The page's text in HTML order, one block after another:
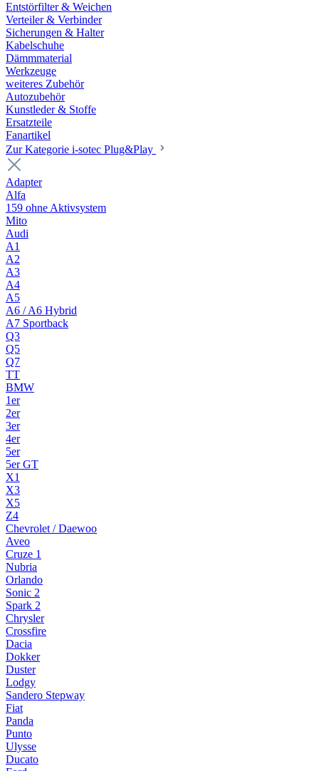
Entstörfilter & Weichen
Verteiler & Verbinder
Sicherungen & Halter
Kabelschuhe
Dämmmaterial
Werkzeuge
weiteres Zubehör
Autozubehör
Kunstleder & Stoffe
Ersatzteile
Fanartikel
Zur Kategorie i-sotec Plug&Play
Adapter
Alfa
159 ohne Aktivsystem
Mito
Audi
A1
A2
A3
A4
A5
A6 / A6 Hybrid
A7 Sportback
Q3
Q5
Q7
TT
BMW
1er
2er
3er
4er
5er
5er GT
X1
X3
X5
Z4
Chevrolet / Daewoo
Aveo
Cruze 1
Nubria
Orlando
Sonic 2
Spark 2
Chrysler
Crossfire
Dacia
Dokker
Duster
Lodgy
Sandero Stepway
Fiat
Panda
Punto
Ulysse
Ducato